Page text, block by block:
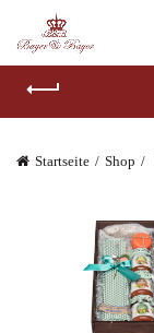
Startseite Shop